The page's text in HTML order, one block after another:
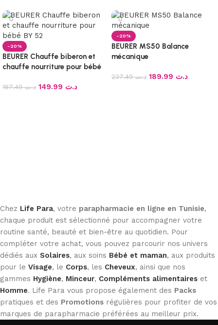
-20%
BEURER Chauffe biberon et
chauffe nourriture pour bébé
د.ت187.49 د.ت
-20%
BEURER MS50 Balance
mécanique
د.ت237.49 د.ت
Chez Life Para, votre parapharmacie en ligne en Tunisie,
chaque produit est sélectionné pour accompagner votre
routine santé, beauté et bien-être au quotidien. Pour
compléter votre achat, vous pouvez parcourir nos univers
dédiés aux Solaires, aux soins Bébé et maman, aux produits
pour le Visage, le Corps, les Cheveux, ainsi que nos
gammes Hygiène, Minceur, Compléments alimentaires et
Homme. Life Para vous propose également des Packs
pratiques et des Promotions régulières pour profiter de vos
marques de parapharmacie préférées au meilleur prix.